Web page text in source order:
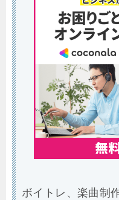
ボイトレ、楽曲制